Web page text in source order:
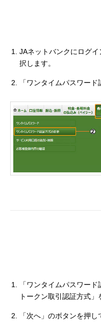
JAネットバンクにログ
択します。
「ワンタイムパスワー
「ワンタイムパスワー
トークン取引認証方式」
「次へ」のボタンを押し